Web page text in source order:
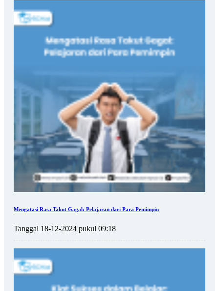
Mengatasi Rasa Takut Gagal: Pelajaran dari Para Pemimpin
Tanggal 18-12-2024 pukul 09:18